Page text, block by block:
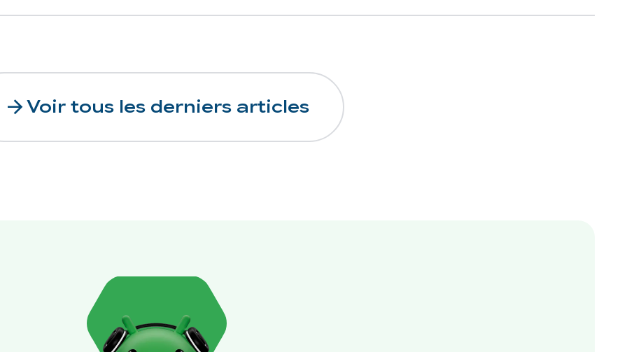
arrow_forwardVoir tous les derniers articles